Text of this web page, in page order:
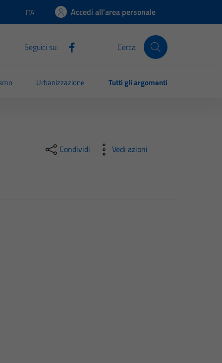
Lingua attiva:
ITA Accedi all'area personale
Seguici su: Cerca
Urbanizzazione Tutti gli argomenti
Condividi Vedi azioni